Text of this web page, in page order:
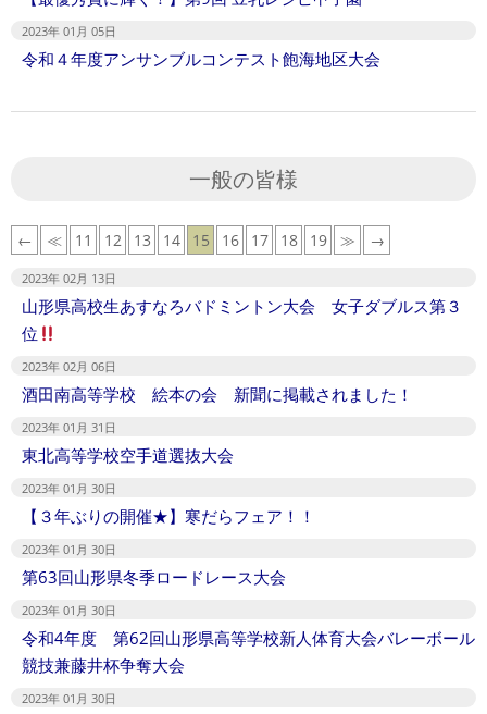
2023年 01月 05日
令和４年度アンサンブルコンテスト飽海地区大会
一般の皆様
← ≪ 11 12 13 14 15 16 17 18 19 ≫ →
2023年 02月 13日
山形県高校生あすなろバドミントン大会 女子ダブルス第３
位
2023年 02月 06日
酒田南高等学校 絵本の会 新聞に掲載されました！
2023年 01月 31日
東北高等学校空手道選抜大会
2023年 01月 30日
【３年ぶりの開催★】寒だらフェア！！
2023年 01月 30日
第63回山形県冬季ロードレース大会
2023年 01月 30日
令和4年度 第62回山形県高等学校新人体育大会バレーボール
競技兼藤井杯争奪大会
2023年 01月 30日